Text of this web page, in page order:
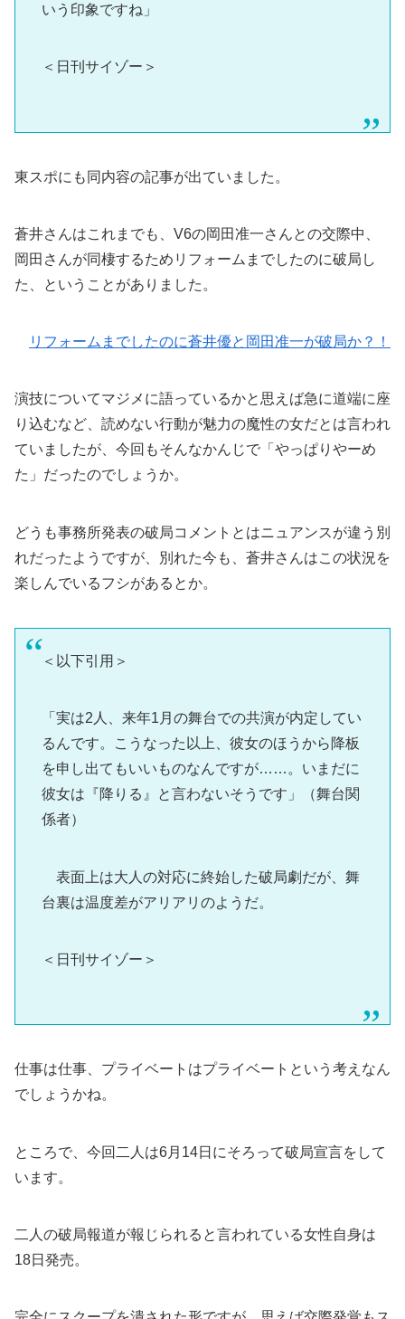
いう印象ですね」
＜日刊サイゾー＞
東スポにも同内容の記事が出ていました。
蒼井さんはこれまでも、V6の岡田准一さんとの交際中、
岡田さんが同棲するためリフォームまでしたのに破局し
た、ということがありました。
リフォームまでしたのに蒼井優と岡田准一が破局か？！
演技についてマジメに語っているかと思えば急に道端に座
り込むなど、読めない行動が魅力の魔性の女だとは言われ
ていましたが、今回もそんなかんじで「やっぱりやーめ
た」だったのでしょうか。
どうも事務所発表の破局コメントとはニュアンスが違う別
れだったようですが、別れた今も、蒼井さんはこの状況を
楽しんでいるフシがあるとか。
＜以下引用＞
「実は2人、来年1月の舞台での共演が内定してい
るんです。こうなった以上、彼女のほうから降板
を申し出てもいいものなんですが……。いまだに
彼女は『降りる』と言わないそうです」（舞台関
係者）
表面上は大人の対応に終始した破局劇だが、舞
台裏は温度差がアリアリのようだ。
＜日刊サイゾー＞
仕事は仕事、プライベートはプライベートという考えなん
でしょうかね。
ところで、今回二人は6月14日にそろって破局宣言をして
います。
二人の破局報道が報じられると言われている女性自身は
18日発売。